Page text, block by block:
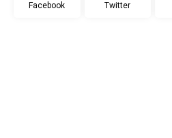
Facebook Twitter